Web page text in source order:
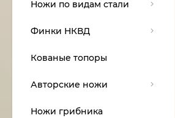
Ножи по видам стали
Финки НКВД
Кованые топоры
Авторские ножи
Ножи грибника